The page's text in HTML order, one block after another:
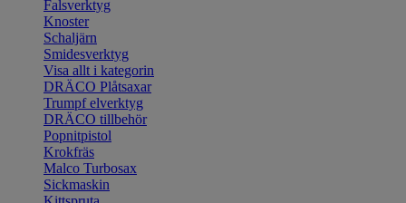
Falsverktyg
Knoster
Schaljärn
Smidesverktyg
Visa allt i kategorin
DRÄCO Plåtsaxar
Trumpf elverktyg
DRÄCO tillbehör
Popnitpistol
Krokfräs
Malco Turbosax
Sickmaskin